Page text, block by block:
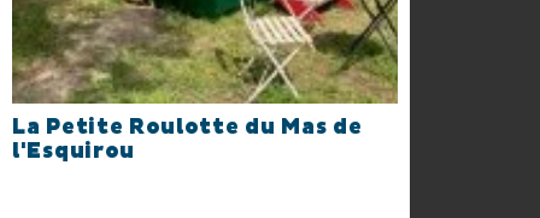
La Petite Roulotte du Mas de
l'Esquirou